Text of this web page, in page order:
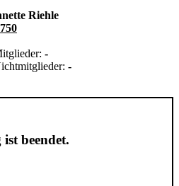
Riehle
-
-
beendet.